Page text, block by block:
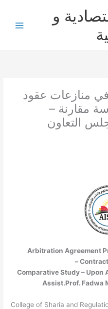
و
في منازعات عقود
مقارنة –
التعاون
Arbitration Agreement
Comparative Study – Upon
College of Sharia and